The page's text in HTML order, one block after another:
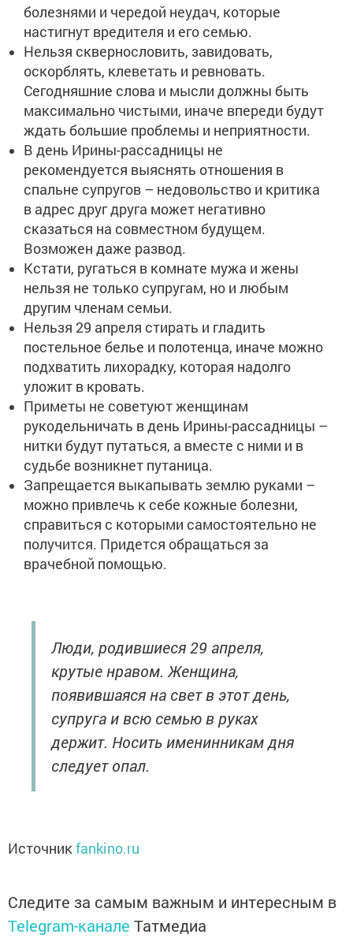
болезнями и чередой неудач, которые
настигнут вредителя и его семью.
Нельзя сквернословить, завидовать,
оскорблять, клеветать и ревновать.
Сегодняшние слова и мысли должны быть
максимально чистыми, иначе впереди будут
ждать большие проблемы и неприятности.
В день Ирины-рассадницы не
рекомендуется выяснять отношения в
спальне супругов – недовольство и критика
в адрес друг друга может негативно
сказаться на совместном будущем.
Возможен даже развод.
Кстати, ругаться в комнате мужа и жены
нельзя не только супругам, но и любым
другим членам семьи.
Нельзя 29 апреля стирать и гладить
постельное белье и полотенца, иначе можно
подхватить лихорадку, которая надолго
уложит в кровать.
Приметы не советуют женщинам
рукодельничать в день Ирины-рассадницы –
нитки будут путаться, а вместе с ними и в
судьбе возникнет путаница.
Запрещается выкапывать землю руками –
можно привлечь к себе кожные болезни,
справиться с которыми самостоятельно не
получится. Придется обращаться за
врачебной помощью.
Люди, родившиеся 29 апреля,
крутые нравом. Женщина,
появившаяся на свет в этот день,
супруга и всю семью в руках
держит. Носить именинникам дня
следует опал.
Источник fankino.ru
Следите за самым важным и интересным в
Telegram-канале Татмедиа